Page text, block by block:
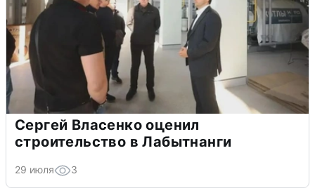
Сергей Власенко оценил
строительство в Лабытнанги
29 июля 3